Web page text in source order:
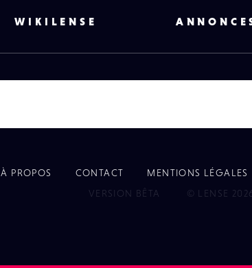
WIKILENSE
À PROPOS CONTACT
MENTIONS LÉGALES
VERSION BÊTA
© LENSE